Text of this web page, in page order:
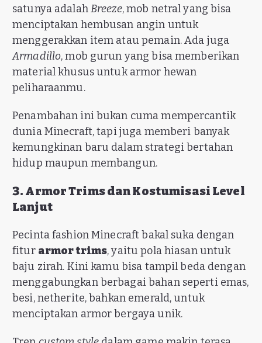
satunya adalahBreeze, mob netral yang bisa
menciptakan hembusan angin untuk
menggerakkan item atau pemain. Ada juga
Armadillo, mob gurun yang bisa memberikan
material khusus untuk armor hewan
peliharaanmu.
Penambahan ini bukan cuma mempercantik
dunia Minecraft, tapi juga memberi banyak
kemungkinan baru dalam strategi bertahan
hidup maupun membangun.
3. Armor Trims dan Kostumisasi Level
Lanjut
Pecinta fashion Minecraft bakal suka dengan
fitur armor trims, yaitu pola hiasan untuk
baju zirah. Kini kamu bisa tampil beda dengan
menggabungkan berbagai bahan seperti emas,
besi, netherite, bahkan emerald, untuk
menciptakan armor bergaya unik.